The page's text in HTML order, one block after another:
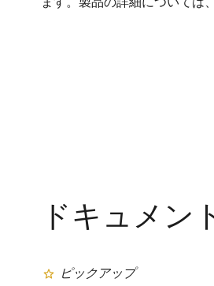
ドキュメン
ピックアップ